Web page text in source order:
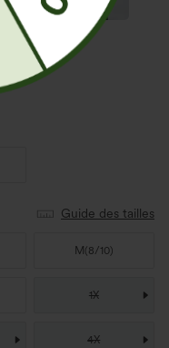
Guide des tailles
M (8/10)
1X
4X